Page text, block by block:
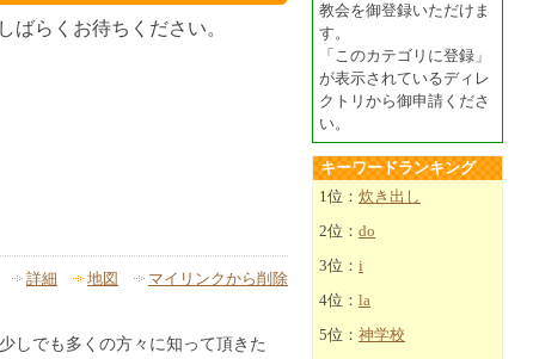
ばらくお待ちください。
詳細 地図 マイリンクから削除
しでも多くの方々に知って頂きた
教会を御登録いただけま
す。
「このカテゴリに登録」
が表示されているディレ
クトリから御申請くださ
い。
キーワードランキング
1位： 炊き出し
2位： do
3位： i
4位： la
5位： 神学校